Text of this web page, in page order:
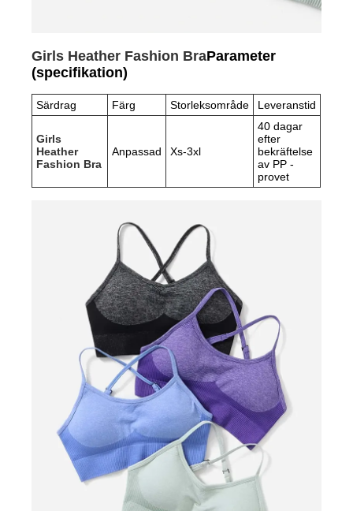
Girls Heather Fashion BraParameter
(specifikation)
Särdrag Färg Storleksområde Leveranstid
Girls
Heather
Fashion Bra
Anpassad Xs-3xl
40 dagar
efter
bekräftelse
av PP -
provet